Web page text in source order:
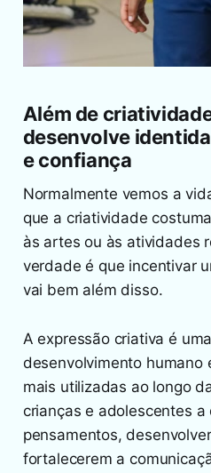
Além de
desenvolve
e confiança
Normalmente vemos a
que a criatividade
às artes ou às atividades
verdade é que incentivar
vai bem além disso.
A expressão criativa é
desenvolvimento humano
mais utilizadas ao longo
crianças e adolescentes a
pensamentos,
fortalecerem a